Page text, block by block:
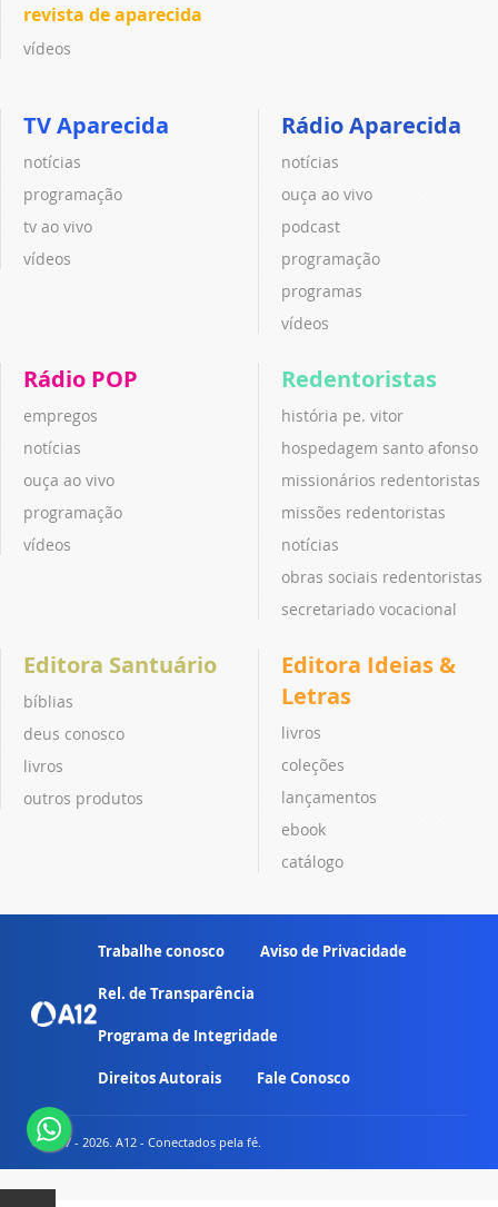
revista de aparecida
vídeos
TV Aparecida
notícias
programação
tv ao vivo
vídeos
Rádio Aparecida
notícias
ouça ao vivo
podcast
programação
programas
vídeos
Rádio POP
empregos
notícias
ouça ao vivo
programação
vídeos
Redentoristas
história pe. vitor
hospedagem santo afonso
missionários redentoristas
missões redentoristas
notícias
obras sociais redentoristas
secretariado vocacional
Editora Santuário
bíblias
deus conosco
livros
outros produtos
Editora Ideias &
Letras
livros
coleções
lançamentos
ebook
catálogo
Trabalhe conosco Aviso de Privacidade
Rel. de Transparência
Programa de Integridade
Direitos Autorais Fale Conosco
© 2007 - 2026. A12 - Conectados pela fé.